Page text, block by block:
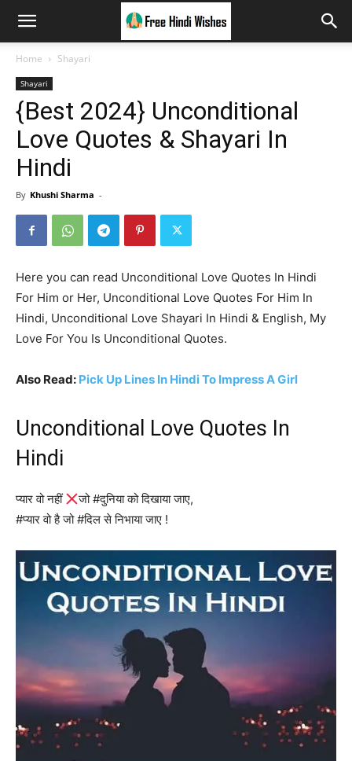
Home Shayari
Shayari
{Best 2024} Unconditional
Love Quotes & Shayari In
Hindi
By Khushi Sharma -
Here you can read Unconditional Love Quotes In Hindi
For Him or Her, Unconditional Love Quotes For Him In
Hindi, Unconditional Love Shayari In Hindi & English, My
Love For You Is Unconditional Quotes.
Also Read: Pick Up Lines In Hindi To Impress A Girl
Unconditional Love Quotes In
Hindi
प्यार वो नहीं
जो #दुनिया को दिखाया जाए,
#प्यार वो है जो #दिल से निभाया जाए !